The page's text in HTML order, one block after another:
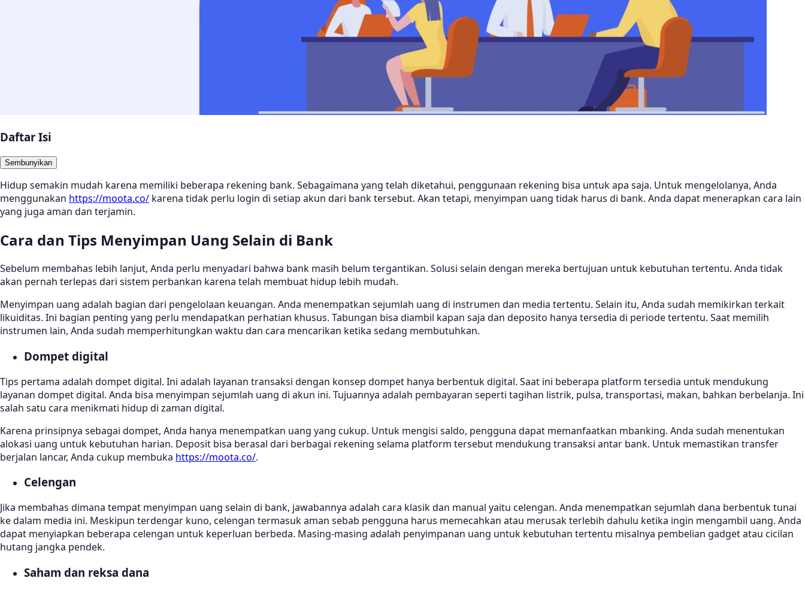
Daftar Isi
Sembunyikan
Hidup semakin mudah karena memiliki beberapa rekening bank. Sebagaimana yang telah diketahui, penggunaan rekening bisa untuk apa saja. Untuk mengelolanya, Anda
menggunakan https://moota.co/ karena tidak perlu login di setiap akun dari bank tersebut. Akan tetapi, menyimpan uang tidak harus di bank. Anda dapat menerapkan cara lain
yang juga aman dan terjamin.
Cara dan Tips Menyimpan Uang Selain di Bank
Sebelum membahas lebih lanjut, Anda perlu menyadari bahwa bank masih belum tergantikan. Solusi selain dengan mereka bertujuan untuk kebutuhan tertentu. Anda tidak
akan pernah terlepas dari sistem perbankan karena telah membuat hidup lebih mudah.
Menyimpan uang adalah bagian dari pengelolaan keuangan. Anda menempatkan sejumlah uang di instrumen dan media tertentu. Selain itu, Anda sudah memikirkan terkait
likuiditas. Ini bagian penting yang perlu mendapatkan perhatian khusus. Tabungan bisa diambil kapan saja dan deposito hanya tersedia di periode tertentu. Saat memilih
instrumen lain, Anda sudah memperhitungkan waktu dan cara mencarikan ketika sedang membutuhkan.
Dompet digital
Tips pertama adalah dompet digital. Ini adalah layanan transaksi dengan konsep dompet hanya berbentuk digital. Saat ini beberapa platform tersedia untuk mendukung
layanan dompet digital. Anda bisa menyimpan sejumlah uang di akun ini. Tujuannya adalah pembayaran seperti tagihan listrik, pulsa, transportasi, makan, bahkan berbelanja. Ini
salah satu cara menikmati hidup di zaman digital.
Karena prinsipnya sebagai dompet, Anda hanya menempatkan uang yang cukup. Untuk mengisi saldo, pengguna dapat memanfaatkan mbanking. Anda sudah menentukan
alokasi uang untuk kebutuhan harian. Deposit bisa berasal dari berbagai rekening selama platform tersebut mendukung transaksi antar bank. Untuk memastikan transfer
berjalan lancar, Anda cukup membuka https://moota.co/.
Celengan
Jika membahas dimana tempat menyimpan uang selain di bank, jawabannya adalah cara klasik dan manual yaitu celengan. Anda menempatkan sejumlah dana berbentuk tunai
ke dalam media ini. Meskipun terdengar kuno, celengan termasuk aman sebab pengguna harus memecahkan atau merusak terlebih dahulu ketika ingin mengambil uang. Anda
dapat menyiapkan beberapa celengan untuk keperluan berbeda. Masing-masing adalah penyimpanan uang untuk kebutuhan tertentu misalnya pembelian gadget atau cicilan
hutang jangka pendek.
Saham dan reksa dana